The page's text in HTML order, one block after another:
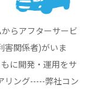
らアフターサービ
害関係者)がいま
に開発・運用をサ
リング-----弊社コン